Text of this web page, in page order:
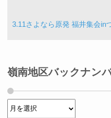
3.11さよなら原発 福井集会in
嶺南地区バックナン
嶺南地区バックナンバー